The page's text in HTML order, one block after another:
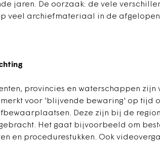
jaren. De oorzaak: de vele
veel archiefmateriaal in de
provincies en waterschappen
voor 'blijvende bewaring' op tijd
Deze zijn bij de
Het gaat bijvoorbeeld om
en procedurestukken. Ook